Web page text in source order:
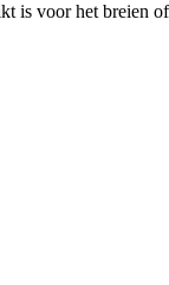
is voor het breien